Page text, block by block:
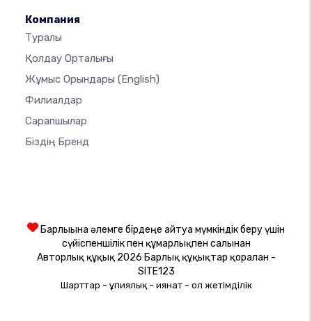
Компания
Туралы
Қолдау Орталығы
Жұмыс Орындары (English)
Филиалдар
Сарапшылар
Біздің Бренд
Барлығына әлемге бірдеңе айтуға мүмкіндік беру үшін
сүйіспеншілік пен құмарлықпен салынған
Авторлық құқық 2026 Барлық құқықтар қорғалған -
SITE123
Шарттар - Құпиялық- Қиянат- Қол жетімділік